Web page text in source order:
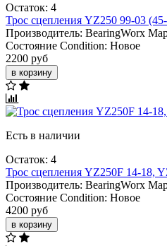
Остаток: 4
Трос сцепления YZ250 99-03
Производитель: BearingWorx
Состояние Condition: Новое
2200 руб
в корзину
Есть в наличии
Остаток: 4
Трос сцепления YZ250F 14-18,
Производитель: BearingWorx
Состояние Condition: Новое
4200 руб
в корзину